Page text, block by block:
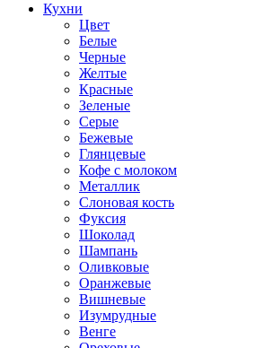
Кухни
Цвет
Белые
Черные
Желтые
Красные
Зеленые
Серые
Бежевые
Глянцевые
Кофе с молоком
Металлик
Слоновая кость
Фуксия
Шоколад
Шампань
Оливковые
Оранжевые
Вишневые
Изумрудные
Венге